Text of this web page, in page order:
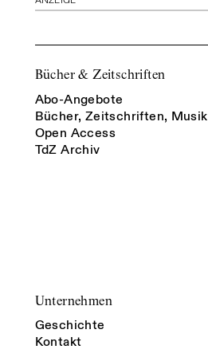
Bücher & Zeitschriften
Abo-Angebote
Bücher, Zeitschriften, Musik
Open Access
TdZ Archiv
Unternehmen
Geschichte
Kontakt